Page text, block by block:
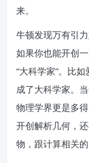
来。
牛顿发现万有引
如果你也能开创
“大科学家”。比
成了大科学家。
物理学界更是多
开创解析几何，
物，跟计算相关